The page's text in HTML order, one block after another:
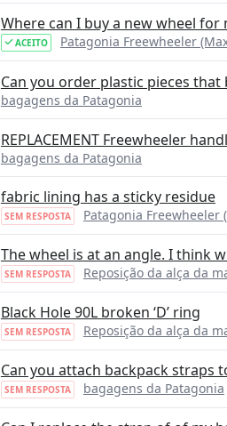
Where can I buy a new wheel for
ACEITO Patagonia Freewheeler
Can you order plastic pieces
bagagens da Patagonia
REPLACEMENT Freewheeler
bagagens da Patagonia
fabric lining has a sticky residue
SEM RESPOSTA Patagonia Freewheeler
The wheel is at an angle. I think
SEM RESPOSTA Reposição da alça da
Black Hole 90L broken ‘D’ ring
SEM RESPOSTA Reposição da alça da
Can you attach backpack straps
SEM RESPOSTA bagagens da Patagonia